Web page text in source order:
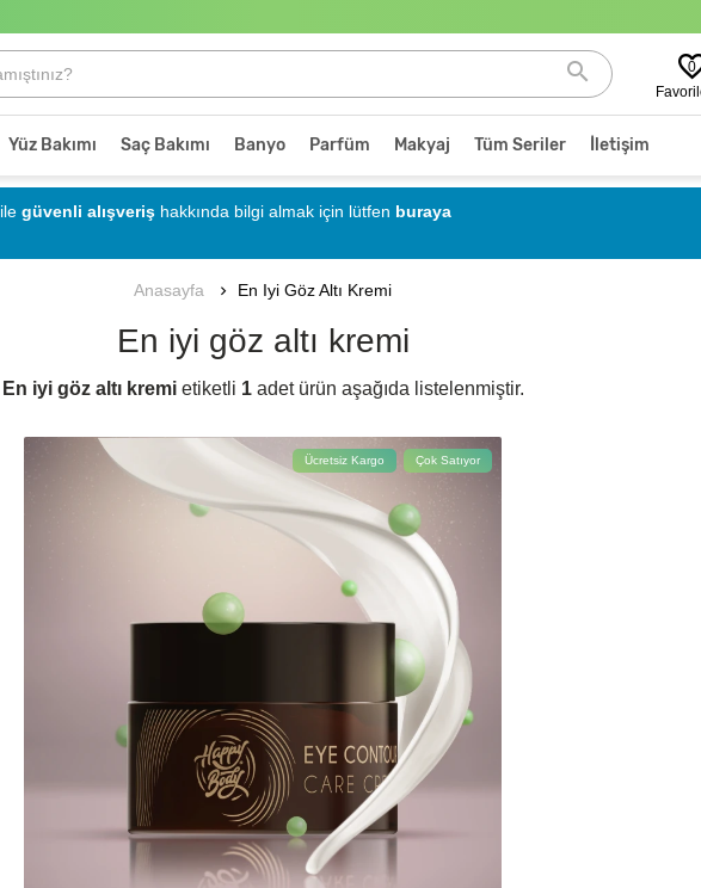
0
Yüz Bakımı Saç Bakımı Banyo Parfüm Makyaj Tüm Seriler İletişim
ile güvenli alışveriş hakkında bilgi almak için lütfen buraya
Anasayfa En Iyi Göz Altı Kremi
En iyi göz altı kremi
En iyi göz altı kremietiketli 1adet ürün aşağıda listelenmiştir.
Ücretsiz Kargo Çok Satıyor